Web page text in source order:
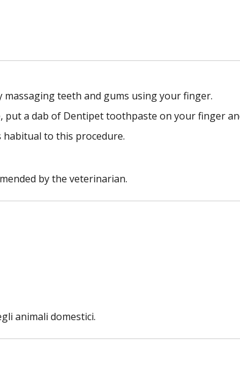
teeth and gums using your finger.
put a dab of Dentipet toothpaste on your finger
to this procedure.
by the veterinarian.
animali domestici.